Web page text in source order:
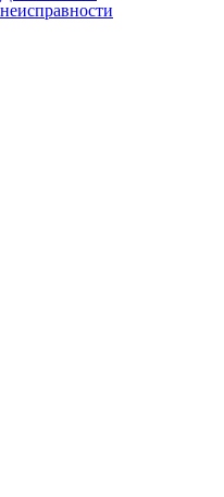
неисправности